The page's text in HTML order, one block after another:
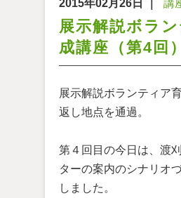
2015年02月26日 講
展示解説ボラ
成講座（第4回）
展示解説ボランティア
返し地点を通過。
第４回目の今日は、渡
ターの案内のシナリオ
しました。